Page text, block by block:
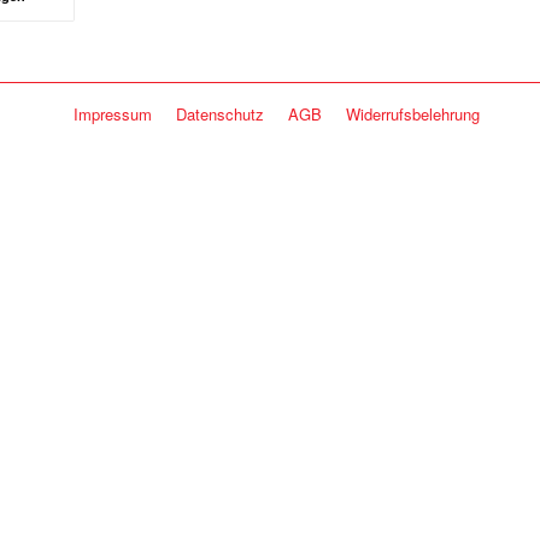
Impressum Datenschutz AGB Widerrufsbelehrung